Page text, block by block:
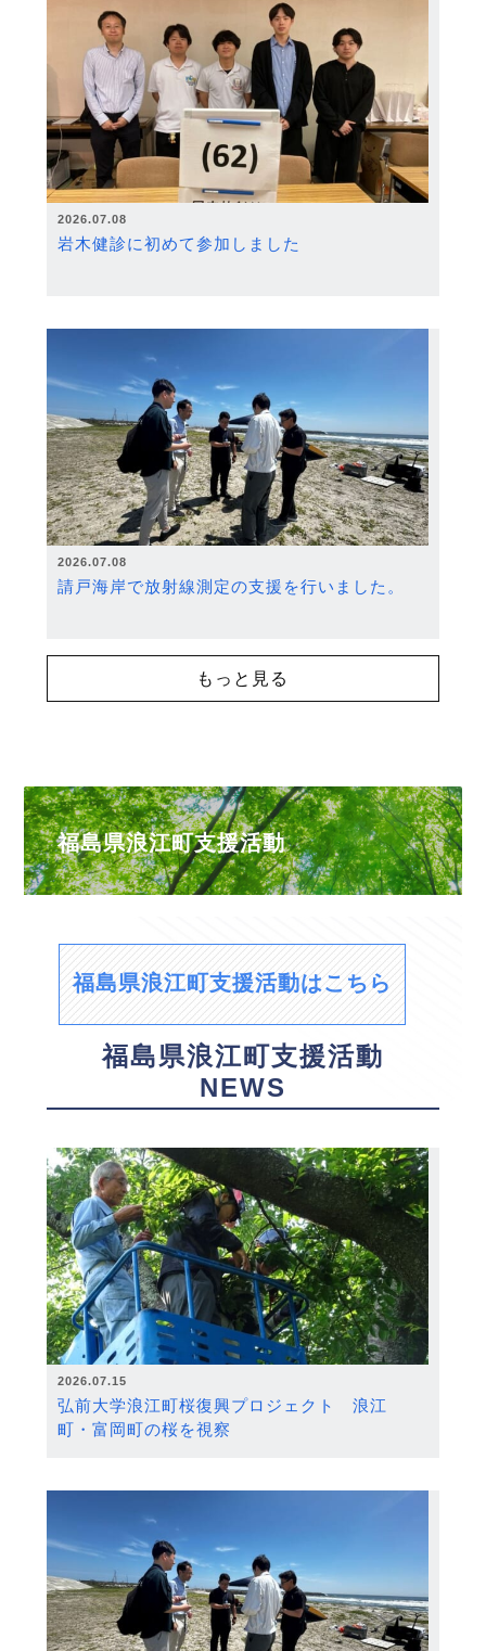
2026.07.08
岩木健診に初めて参加しました
2026.07.08
請戸海岸で放射線測定の支援を行いました。
もっと見る
福島県浪江町支援活動
福島県浪江町支援活動はこちら
福島県浪江町支援活動
NEWS
2026.07.15
弘前大学浪江町桜復興プロジェクト 浪江
町・富岡町の桜を視察